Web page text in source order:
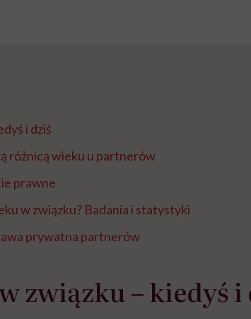
i dziś
różnicą wieku u partnerów
prawne
w związku? Badania i statystyki
prywatna partnerów
związku – kiedyś i